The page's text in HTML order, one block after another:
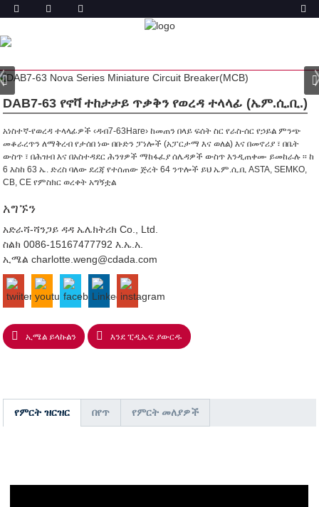
ምርት
DAB7-63 የኖቫ ተከታታይ ጥቃቅን የወረዳ ተላላፊ (ኤም.ሲ.ቢ.)
አነስተኛ-የወረዳ ተላላፊዎች ‹ዳብ7-63Hare› ከመጠን በላይ ፍሰት ስር የራስ-ሰር የኃይል ምንጭ
መቆራረጥን ለማቅረብ የታሰበ ነው በቡድን ፓነሎች (አፓርታማ እና ወለል) እና በመኖሪያ ፣ በቤት
ውስጥ ፣ በሕዝብ እና በአስተዳደር ሕንፃዎች ማከፋፈያ ሰሌዳዎች ውስጥ እንዲጠቀሙ ይመከራሉ ፡፡ ከ
6 እስከ 63 ኤ. ድረስ ባለው ደረጃ የተሰጠው ጅረት 64 ንጥሎች ይህ ኤም.ሲ.ቢ ASTA, SEMKO,
CB, CE የምስክር ወረቀት አግኝቷል
አግኙን
አድራሻ-ሻንጋይ ዳዳ ኤሌክትሪክ Co., Ltd.
ስልክ0086-15167477792 እ.ኤ.አ.
ኢሜልcharlotte.weng@cdada.com
ኢሜል ይላኩልን እንደ ፒዲኤፍ ያውርዱ
የምርት ዝርዝር በየጥ የምርት መለያዎች